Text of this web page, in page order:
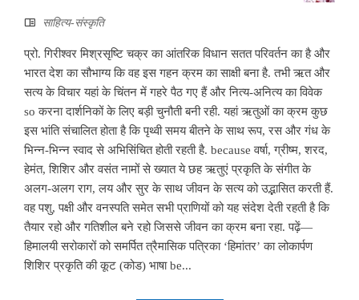
साहित्‍य-संस्कृति
प्रो. गिरीश्वर मिश्रसृष्टि चक्र का आंतरिक विधान सतत परिवर्तन का है और
भारत देश का सौभाग्य कि वह इस गहन क्रम का साक्षी बना है. तभी ऋत और
सत्य के विचार यहां के चिंतन में गहरे पैठ गए हैं और नित्य-अनित्य का विवेक
so करना दार्शनिकों के लिए बड़ी चुनौती बनी रही. यहां ऋतुओं का क्रम कुछ
इस भांति संचालित होता है कि पृथ्वी समय बीतने के साथ रूप, रस और गंध के
भिन्न-भिन्न स्वाद से अभिसिंचित होती रहती है. because वर्षा, ग्रीष्म, शरद,
हेमंत, शिशिर और वसंत नामों से ख्यात ये छह ऋतुएं प्रकृति के संगीत के
अलग-अलग राग, लय और सुर के साथ जीवन के सत्य को उद्भासित करती हैं.
वह पशु, पक्षी और वनस्पति समेत सभी प्राणियों को यह संदेश देती रहती है कि
तैयार रहो और गतिशील बने रहो जिससे जीवन का क्रम बना रहा. पढ़ें—
हिमालयी सरोकारों को समर्पित त्रैमासिक पत्रिका ‘हिमांतर’ का लोकार्पण
शिशिर प्रकृति की कूट (कोड) भाषा be...